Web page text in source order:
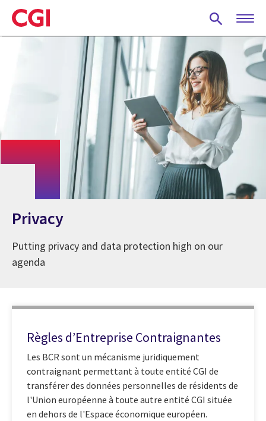
Skip
to
main
Privacy
Putting privacy and data protection high on our
agenda
Règles d’Entreprise Contraignantes
Les BCR sont un mécanisme juridiquement
contraignant permettant à toute entité CGI de
transférer des données personnelles de résidents de
l'Union européenne à toute autre entité CGI située
en dehors de l'Espace économique européen.